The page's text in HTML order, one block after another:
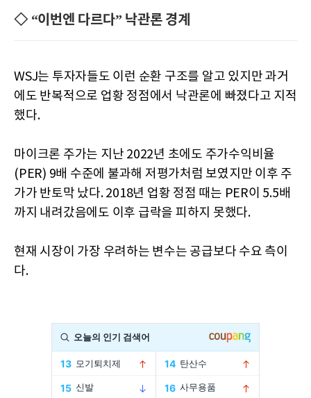
◇ “이번엔 다르다” 낙관론 경계
WSJ는 투자자들도 이런 순환 구조를 알고 있지만 과거
에도 반복적으로 업황 정점에서 낙관론에 빠졌다고 지적
했다.
마이크론 주가는 지난 2022년 초에도 주가수익비율
(PER) 9배 수준에 불과해 저평가처럼 보였지만 이후 주
가가 반토막 났다. 2018년 업황 정점 때는 PER이 5.5배
까지 내려갔음에도 이후 급락을 피하지 못했다.
현재 시장이 가장 우려하는 변수는 공급보다 수요 측이
다.